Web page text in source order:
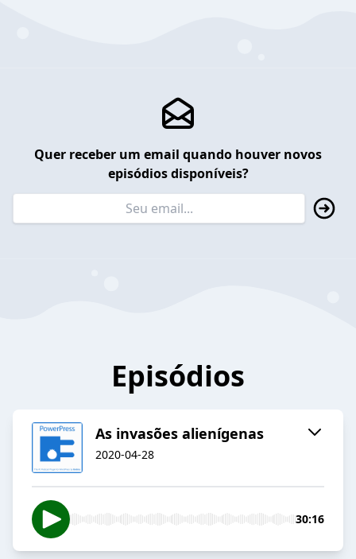
Quer receber um email quando houver novos
episódios disponíveis?
Episódios
As invasões alienígenas
2020-04-28
30:16